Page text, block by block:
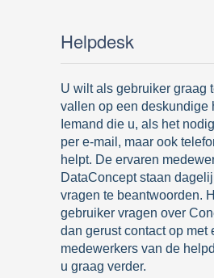
Helpdesk
U wilt als gebruiker graag
vallen op een deskundige
Iemand die u, als het
per e-mail, maar ook
helpt. De ervaren
DataConcept staan
vragen te beantwoorden.
gebruiker vragen over
dan gerust contact op met
medewerkers van de
u graag verder.